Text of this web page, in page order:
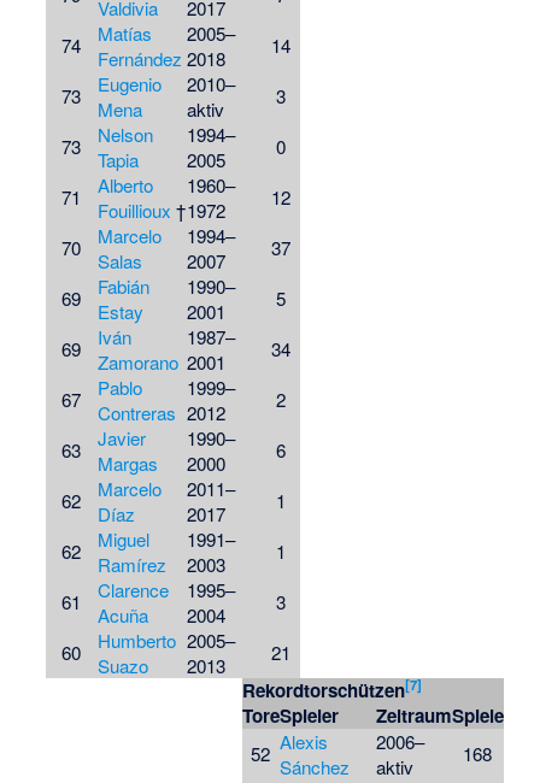
Valdivia
2017
74
Matías
Fernández
2005–
2018
14
73
Eugenio
Mena
2010–
aktiv
3
73
Nelson
Tapia
1994–
2005
0
71
Alberto
Fouillioux †
1960–
1972
12
70
Marcelo
Salas
1994–
2007
37
69
Fabián
Estay
1990–
2001
5
69
Iván
Zamorano
1987–
2001
34
67
Pablo
Contreras
1999–
2012
2
63
Javier
Margas
1990–
2000
6
62
Marcelo
Díaz
2011–
2017
1
62
Miguel
Ramírez
1991–
2003
1
61
Clarence
Acuña
1995–
2004
3
60
Humberto
Suazo
2005–
2013
21
Rekordtorschützen[7]
ToreSpieler ZeitraumSpiele
52 Alexis
Sánchez
2006–
aktiv
168